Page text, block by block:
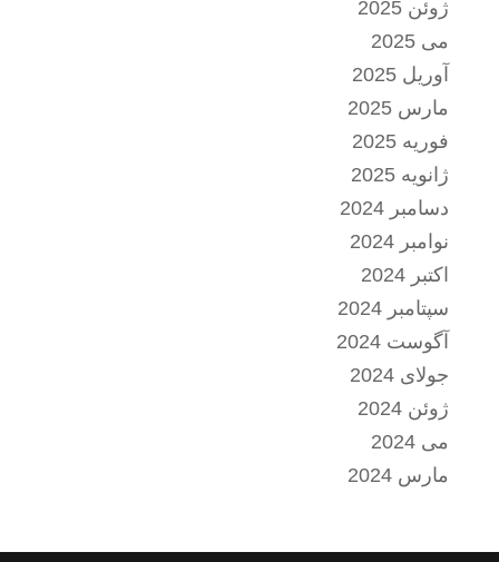
ژوئن 2025
می 2025
آوریل 2025
مارس 2025
فوریه 2025
ژانویه 2025
دسامبر 2024
نوامبر 2024
اکتبر 2024
سپتامبر 2024
آگوست 2024
جولای 2024
ژوئن 2024
می 2024
مارس 2024